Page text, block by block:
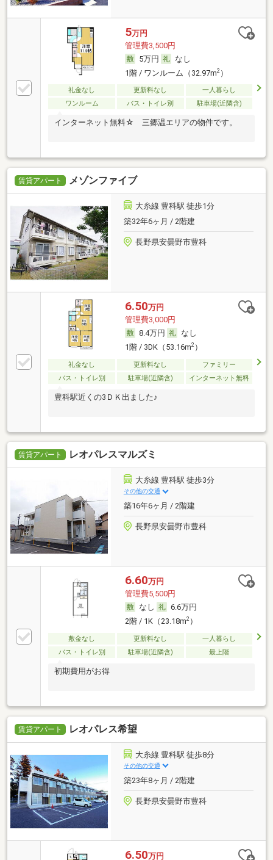
5万円
管理費3,500円
5万円
なし
1階 / ワンルーム（32.97m2）
礼金なし 更新料なし
一人暮らし
ワンルーム
バス・トイレ別 駐車場(近隣含)
インターネット無料☆ 三郷温エリアの物件です。
賃貸アパート メゾンファイブ
大糸線 豊科駅 徒歩1分
築32年6ヶ月 / 2階建
長野県安曇野市豊科
6.50万円
管理費3,000円
8.4万円
なし
1階 / 3DK（53.16m2）
礼金なし 更新料なし
ファミリー
バス・トイレ別
駐車場(近隣含) インターネット無料
豊科駅近くの3ＤＫ出ました♪
賃貸アパート レオパレスマルズミ
大糸線 豊科駅 徒歩3分
その他の交通
築16年6ヶ月 / 2階建
長野県安曇野市豊科
6.60万円
管理費5,500円
なし
6.6万円
2階 / 1K（23.18m2）
敷金なし 更新料なし
一人暮らし
バス・トイレ別
駐車場(近隣含) 最上階
初期費用がお得
賃貸アパート レオパレス希望
大糸線 豊科駅 徒歩8分
その他の交通
築23年8ヶ月 / 2階建
長野県安曇野市豊科
6.50万円